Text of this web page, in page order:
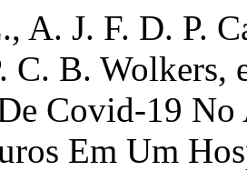
A. J. F. D. P.
C. B. Wolkers,
Covid-19
Em Um